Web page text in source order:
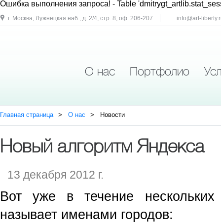
Ошибка выполнения запроса! - Table
г. Москва, Лужнецкая наб., д. 2/4, стр. 8, оф. 206-207 info@art-
О нас Портфолио
Главная страница О нас Новости
Новый алгоритм Яндекса
13 декабря 2012 г.
Вот уже в течение
называет именами городов: